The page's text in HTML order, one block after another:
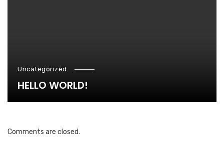
Uncategorized
HELLO WORLD!
Comments are closed.